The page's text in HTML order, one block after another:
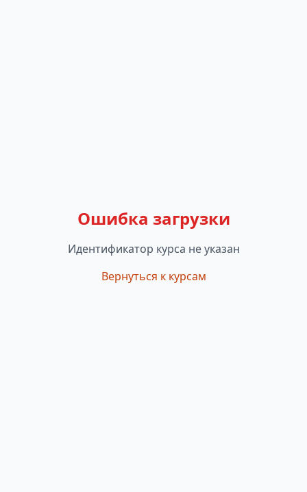
Ошибка загрузки
Идентификатор курса не указан
Вернуться к курсам